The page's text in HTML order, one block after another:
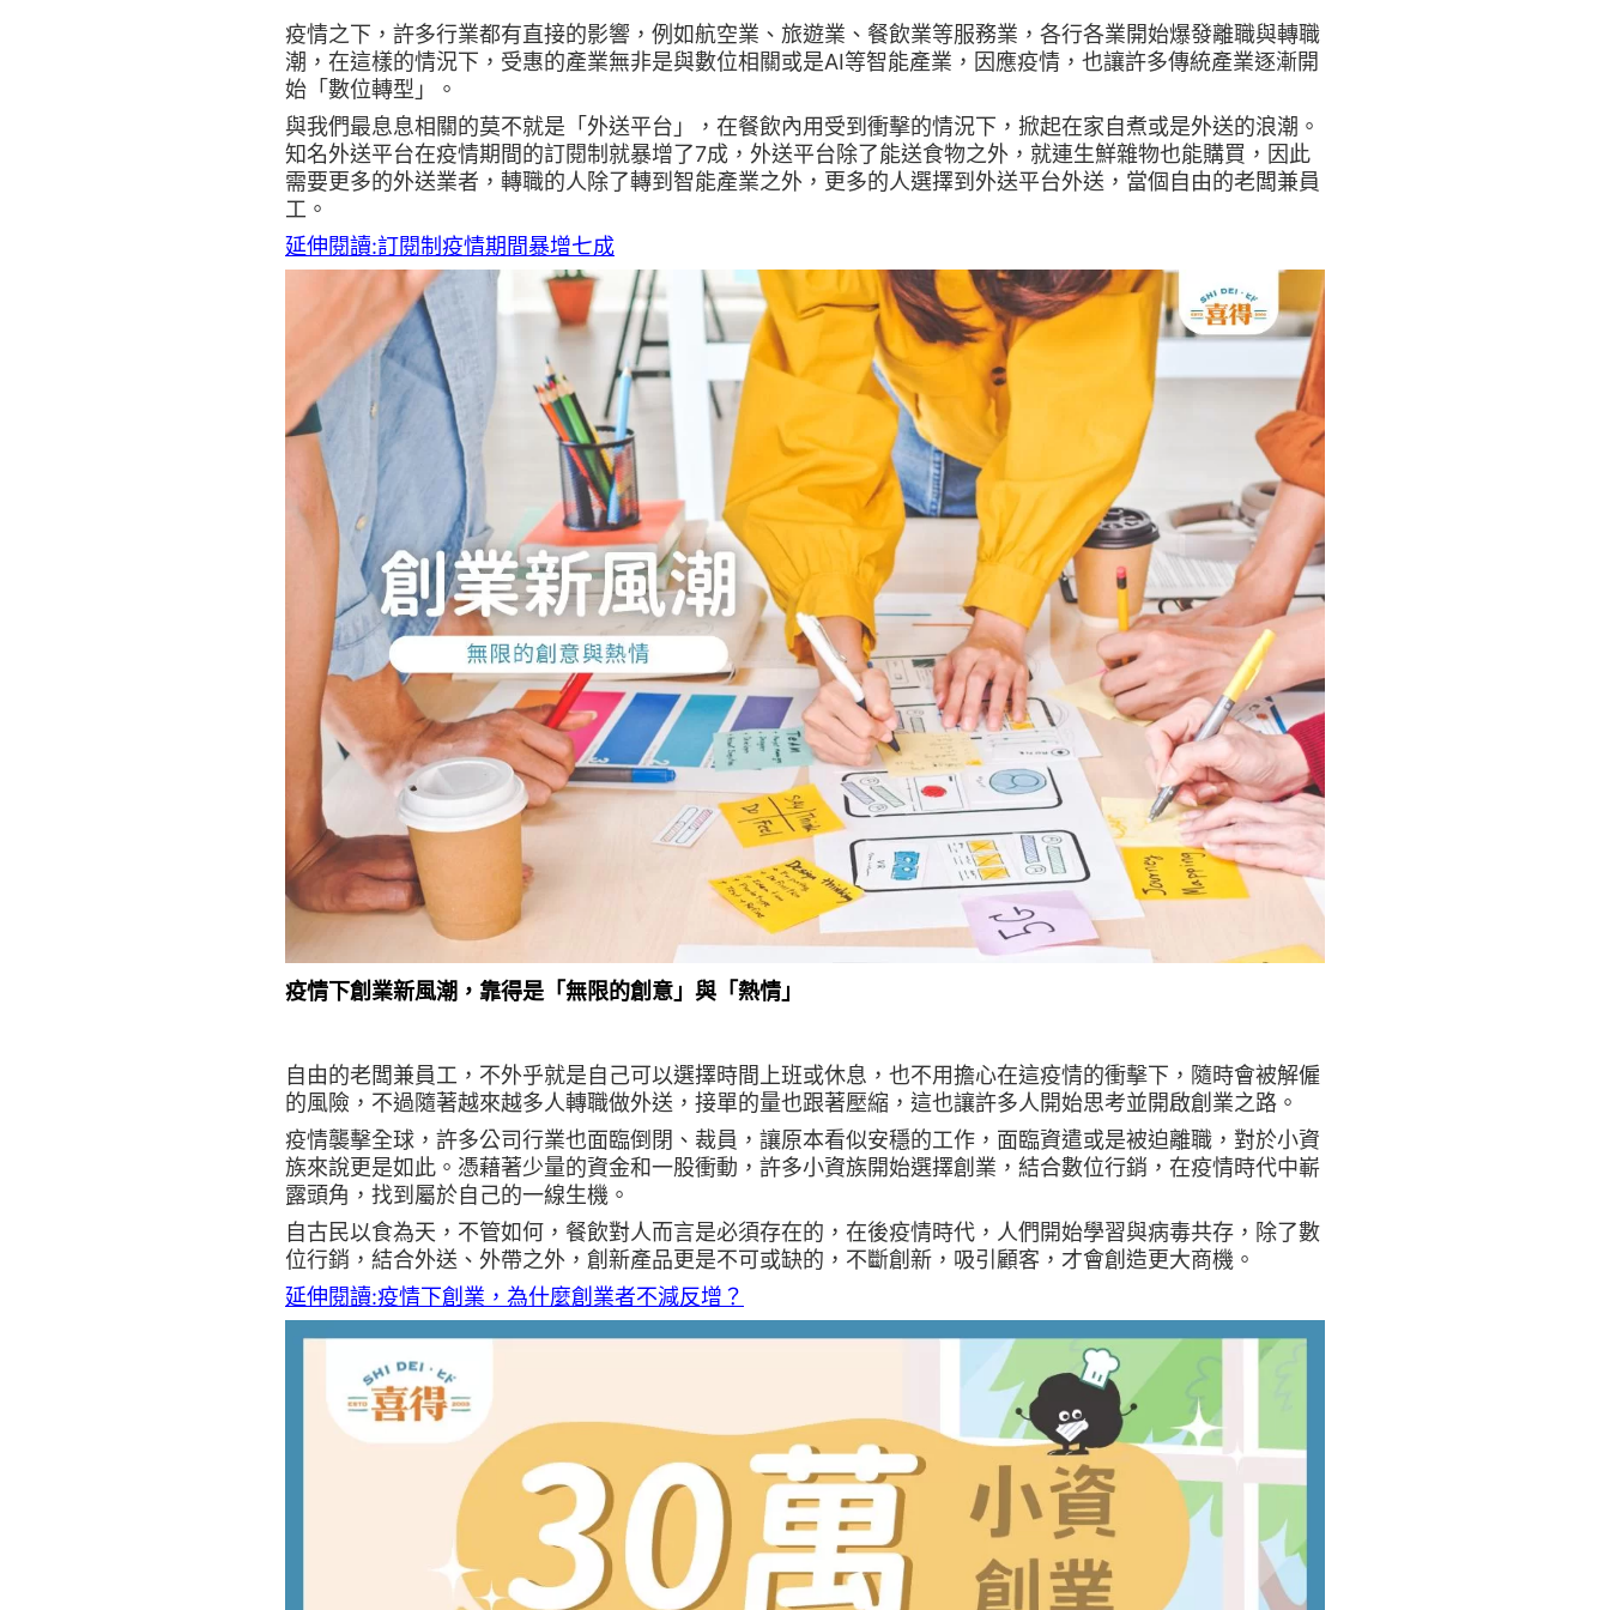
疫情之下，許多行業都有直接的影響，例如航空業、旅遊業、餐飲業等服務業，各行各業開始爆發離職與轉職
潮，在這樣的情況下，受惠的產業無非是與數位相關或是AI等智能產業，因應疫情，也讓許多傳統產業逐漸開
始「數位轉型」。
與我們最息息相關的莫不就是「外送平台」，在餐飲內用受到衝擊的情況下，掀起在家自煮或是外送的浪潮。
知名外送平台在疫情期間的訂閱制就暴增了7成，外送平台除了能送食物之外，就連生鮮雜物也能購買，因此
需要更多的外送業者，轉職的人除了轉到智能產業之外，更多的人選擇到外送平台外送，當個自由的老闆兼員
工。
延伸閱讀:訂閱制疫情期間暴增七成
疫情下創業新風潮，靠得是「無限的創意」與「熱情」
自由的老闆兼員工，不外乎就是自己可以選擇時間上班或休息，也不用擔心在這疫情的衝擊下，隨時會被解僱
的風險，不過隨著越來越多人轉職做外送，接單的量也跟著壓縮，這也讓許多人開始思考並開啟創業之路。
疫情襲擊全球，許多公司行業也面臨倒閉、裁員，讓原本看似安穩的工作，面臨資遣或是被迫離職，對於小資
族來說更是如此。憑藉著少量的資金和一股衝動，許多小資族開始選擇創業，結合數位行銷，在疫情時代中嶄
露頭角，找到屬於自己的一線生機。
自古民以食為天，不管如何，餐飲對人而言是必須存在的，在後疫情時代，人們開始學習與病毒共存，除了數
位行銷，結合外送、外帶之外，創新產品更是不可或缺的，不斷創新，吸引顧客，才會創造更大商機。
延伸閱讀:疫情下創業，為什麼創業者不減反增？